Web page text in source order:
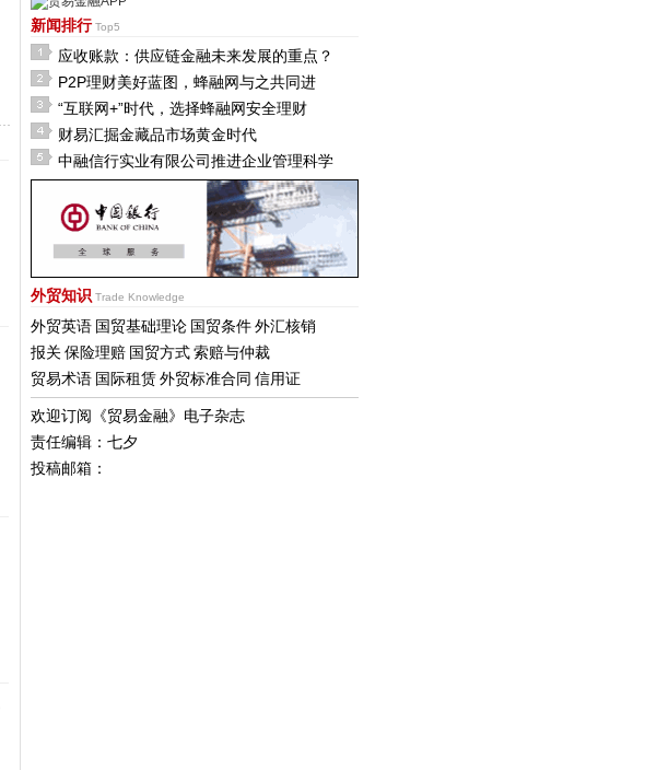
新闻排行 Top5
应收账款：供应链金融未来发展的重点？
P2P理财美好蓝图，蜂融网与之共同进
“互联网+”时代，选择蜂融网安全理财
财易汇掘金藏品市场黄金时代
中融信行实业有限公司推进企业管理科学
外贸知识 Trade Knowledge
外贸英语 国贸基础理论 国贸条件外汇核销
报关保险理赔 国贸方式索赔与仲裁
贸易术语 国际租赁外贸标准合同 信用证
欢迎订阅《贸易金融》电子杂志
责任编辑：七夕
投稿邮箱：